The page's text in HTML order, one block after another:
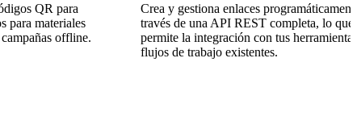
QR para
para materiales
offline.
Crea y gestiona enlaces
través de una API REST completa, lo que
permite la integración con tus
flujos de trabajo existentes.